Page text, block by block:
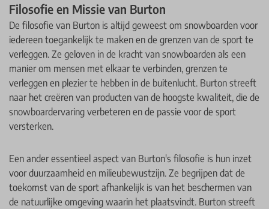
Filosofie en Missie van Burton
De filosofie van Burton is altijd geweest om snowboarden voor
iedereen toegankelijk te maken en de grenzen van de sport te
verleggen. Ze geloven in de kracht van snowboarden als een
manier om mensen met elkaar te verbinden, grenzen te
verleggen en plezier te hebben in de buitenlucht. Burton streeft
naar het creëren van producten van de hoogste kwaliteit, die de
snowboardervaring verbeteren en de passie voor de sport
versterken.
Een ander essentieel aspect van Burton's filosofie is hun inzet
voor duurzaamheid en milieubewustzijn. Ze begrijpen dat de
toekomst van de sport afhankelijk is van het beschermen van
de natuurlijke omgeving waarin het plaatsvindt. Burton streeft